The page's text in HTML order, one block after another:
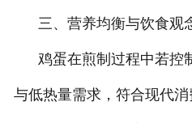
三、营养均衡与饮食观
鸡蛋在煎制过程中若控
与低热量需求，符合现代消